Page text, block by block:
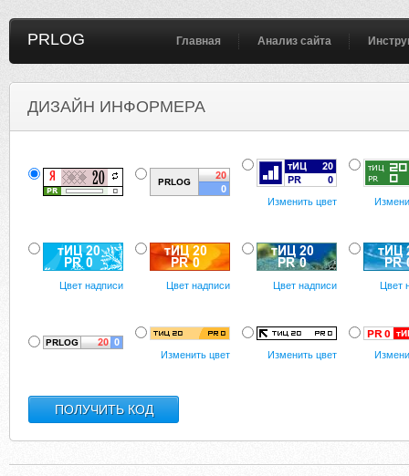
PRLOG Главная Анализ сайта
ДИЗАЙН ИНФОРМЕРА
Изменить цвет
Цвет надписи Цвет надписи Цвет надписи Цвет
Изменить цвет Изменить цвет